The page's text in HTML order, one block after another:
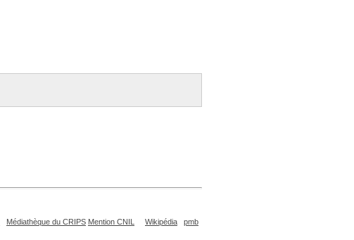
Médiathèque du CRIPS Mention CNIL Wikipédia pmb